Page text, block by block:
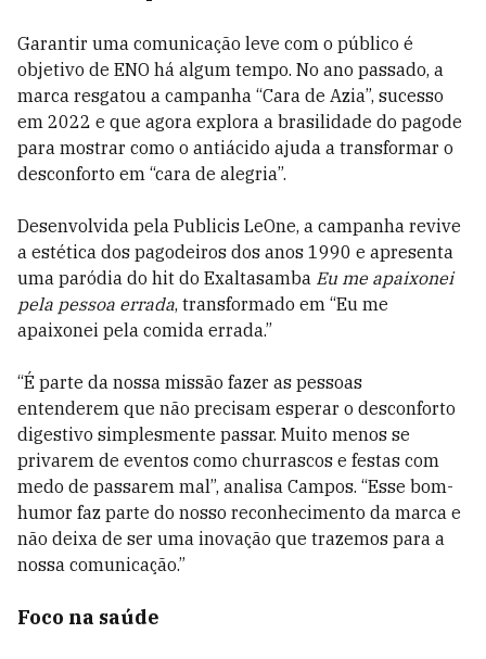
Garantir uma comunicação leve com o público é
objetivo de ENO há algum tempo. No ano passado, a
marca resgatou a campanha “Cara de Azia”, sucesso
em 2022 e que agora explora a brasilidade do pagode
para mostrar como o antiácido ajuda a transformar o
desconforto em “cara de alegria”.
Desenvolvida pela Publicis LeOne, a campanha revive
a estética dos pagodeiros dos anos 1990 e apresenta
uma paródia do hit do Exaltasamba Eu me apaixonei
pela pessoa errada, transformado em “Eu me
apaixonei pela comida errada.”
“É parte da nossa missão fazer as pessoas
entenderem que não precisam esperar o desconforto
digestivo simplesmente passar. Muito menos se
privarem de eventos como churrascos e festas com
medo de passarem mal”, analisa Campos. “Esse bom-
humor faz parte do nosso reconhecimento da marca e
não deixa de ser uma inovação que trazemos para a
nossa comunicação.”
Foco na saúde